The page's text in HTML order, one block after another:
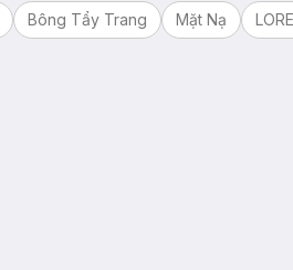
Bông Tẩy Trang Mặt Nạ